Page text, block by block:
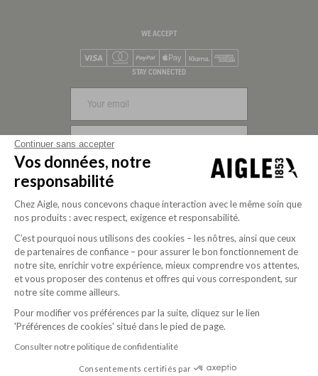
WE ACCEPT
Mastercard
PayPalApple Pay
STAY CONNECTED
Purpose-driven company since 2020
Continuer sans accepter
Vos données, notre
responsabilité
Chez Aigle, nous concevons chaque interaction avec le même soin que
nos produits : avec respect, exigence et responsabilité.
C’est pourquoi nous utilisons des cookies – les nôtres, ainsi que ceux
de partenaires de confiance – pour assurer le bon fonctionnement de
notre site, enrichir votre expérience, mieux comprendre vos attentes,
et vous proposer des contenus et offres qui vous correspondent, sur
notre site comme ailleurs.
Pour modifier vos préférences par la suite, cliquez sur le lien
'Préférences de cookies' situé dans le pied de page.
Consulter notre politique de confidentialité
Consentements certifiés par